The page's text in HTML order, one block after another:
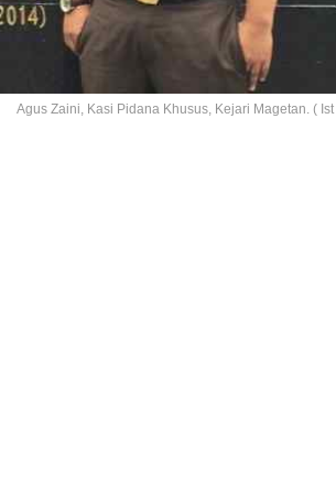
Agus Zaini, Kasi Pidana Khusus, Kejari Magetan. (